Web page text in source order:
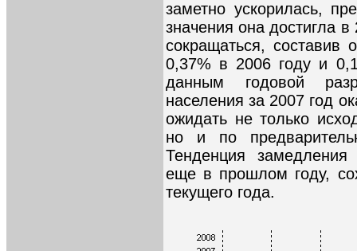
заметно ускорилась,
значения она достигла
сокращаться,
0,37% в 2006 году и
данным годовой
населения за 2007 год
ожидать не только
но и по
Тенденция
еще в прошлом году,
текущего года.